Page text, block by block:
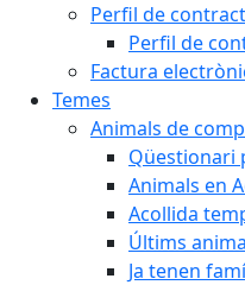
Perfil de
Perfil de
Factura
Temes
Animals de
Qüestionari
Animals en
Acollida
Últims
Ja tenen